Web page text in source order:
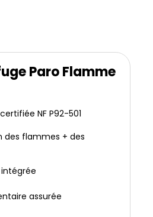
Paro Flamme
NF P92-501
des flammes + des
assurée